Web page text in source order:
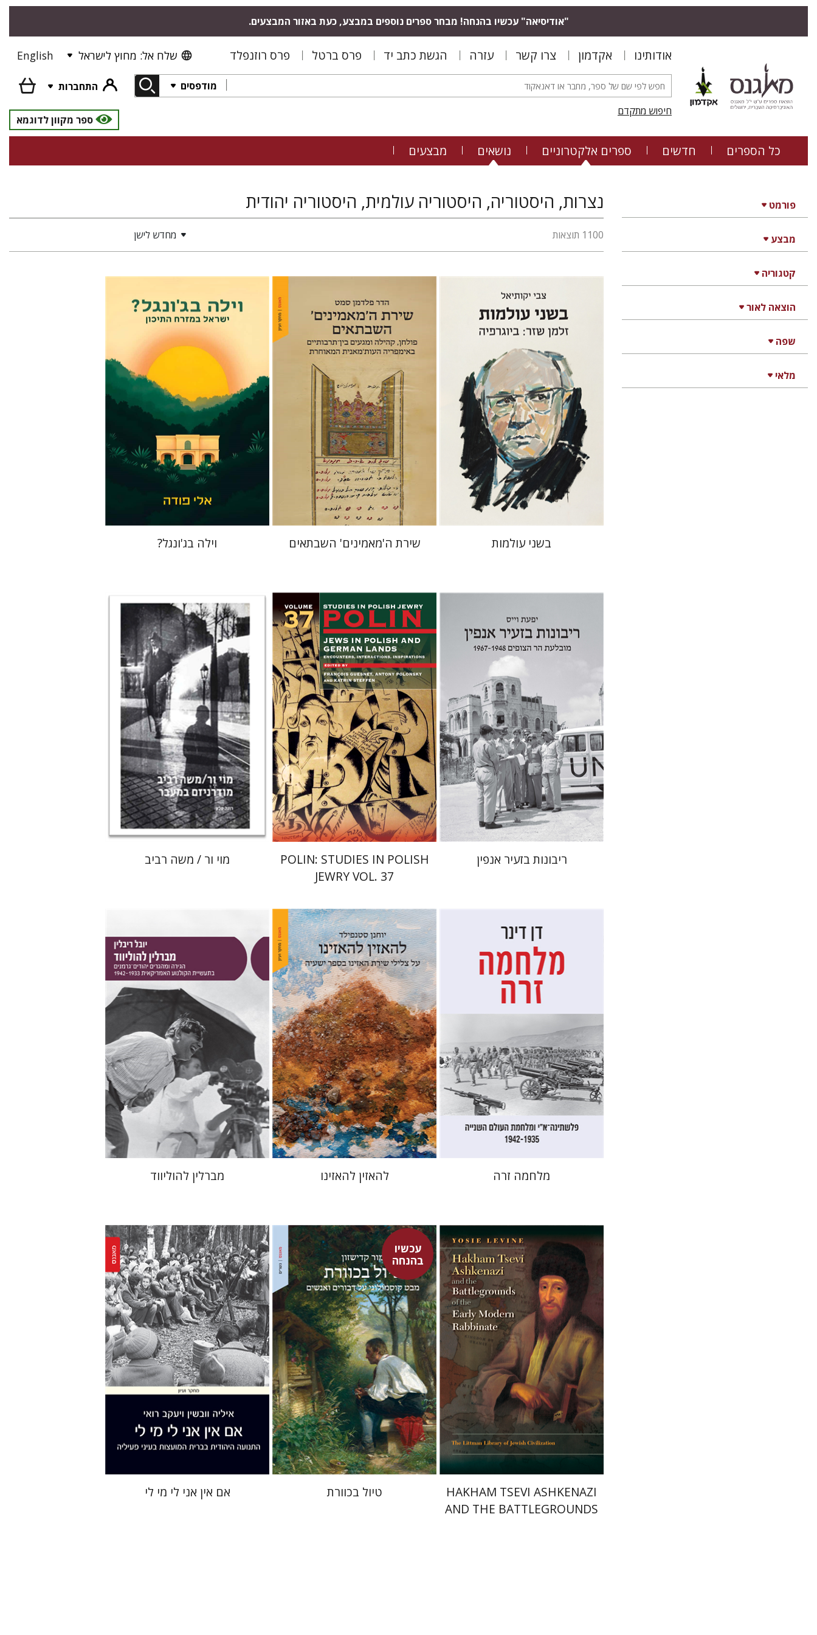
"אודיסיאה" עכשיו בהנחה! מבחר ספרים נוספים במבצע, כעת באזור המבצעים.
אודותינו אקדמון צרו קשר עזרה הגשת כתב יד פרס ברטל פרס רוזנפלד שלח אל: מחוץ לישראל English
מודפסים
התחברות
חיפוש מתקדם
ספר מקוון לדוגמא
כל הספרים חדשים ספרים אלקטרוניים נושאים מבצעים
פורמט
מבצע
קטגוריה
הוצאה לאור
שפה
מלאי
נצרות, היסטוריה, היסטוריה עולמית, היסטוריה יהודית
1100 תוצאות מחדש לישן
צבי יקותיאל
הנחת אתר ספר מודפס
$35
$32
בשני עולמות
הדר פלדמן סמט
הנחת אתר ספר מודפס
$46
$41
שירת ה'מאמינים' השבתאים
אלי פודה
הנחת אתר ספר מודפס
$46
$41
וילה בג'ונגל?
יפעת וייס
הנחת אתר ספר מודפס
$42
$38
ריבונות בזעיר אנפין
קתרין סטפן
François
Guesnet
Antony Polonsky
הנחת אתר ספר מודפס
$135
$122
POLIN: STUDIES IN POLISH
JEWRY VOL. 37
רונה סלע
הנחת אתר ספר מודפס
$89
$80
מוי ור / משה רביב
דן דינר
שאול מרמרי
הנחת אתר ספר מודפס
$35
מלחמה זרה
יוחנן סטנפילד
הנחת אתר ספר מודפס
$53
$48
להאזין להאזינו
יובל ריבלין
הנחת אתר ספר מודפס
$46
$41
מברלין להוליווד
יוסי לוין
הנחת אתר ספר מודפס
$50
$45
HAKHAM TSEVI ASHKENAZI
AND THE BATTLEGROUNDS
עכשיו
בהנחהמור קדישזון
עכשיו בהנחה
$46
$34
טיול בכוורת
יעקב רואי איליה וובשין
הנחת אתר ספר מודפס
$46
$41
אם אין אני לי מי לי